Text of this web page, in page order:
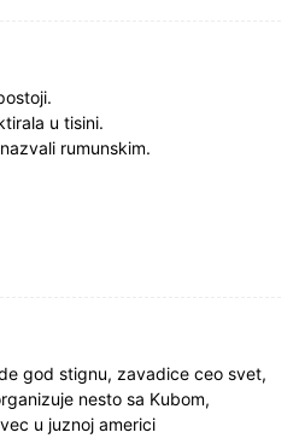
u tisini.
rumunskim.
god stignu, zavadice ceo svet,
nesto sa Kubom,
u juznoj americi